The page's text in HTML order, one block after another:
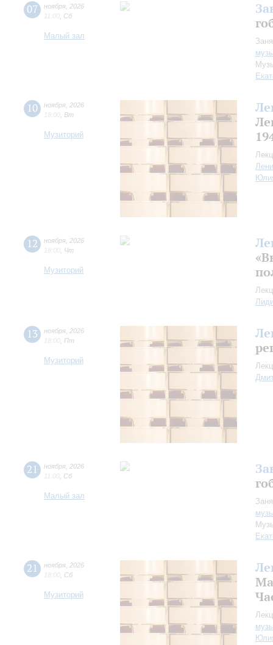
07 ноября 2026
11:00 Сб
Малый зал
10 ноября 2026
18:00 Вт
Музиторий
12 ноября 2026
18:00 Чт
Музиторий
13 ноября 2026
18:00 Пт
Музиторий
21 ноября 2026
11:00 Сб
Малый зал
21 ноября 2026
18:00 Сб
Музиторий